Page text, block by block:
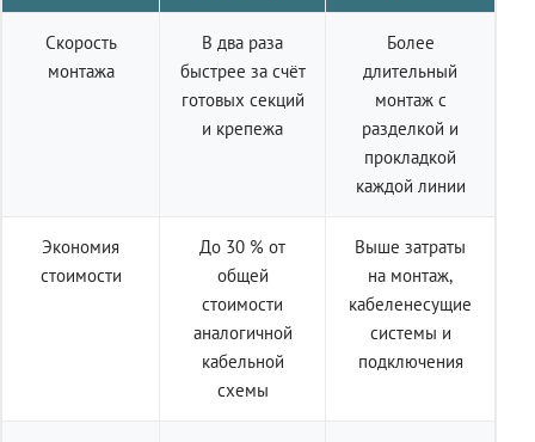
Скорость
монтажа
В два раза
быстрее за счёт
готовых секций
и крепежа
Более
длительный
монтаж с
разделкой и
прокладкой
каждой линии
Экономия
стоимости
До 30 % от
общей
стоимости
аналогичной
кабельной
схемы
Выше затраты
на монтаж,
кабеленесущие
системы и
подключения